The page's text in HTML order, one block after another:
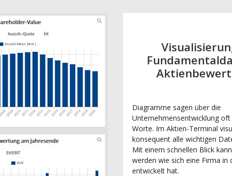
Diagramme sagen über die
Unternehmensentwicklung
Worte. Im Aktien-Terminal
konsequent alle wichtigen
Mit einem schnellen Blick
werden wie sich eine Firma in
entwickelt hat.